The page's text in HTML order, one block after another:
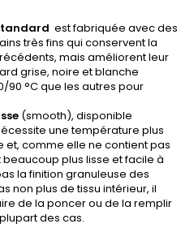
est fabriquée avec des
très fins qui conservent la
mais améliorent leur
grise, noire et blanche
90 °C que les autres pour
(smooth), disponible
une température plus
comme elle ne contient pas
plus lisse et facile à
la finition granuleuse des
non plus de tissu intérieur, il
de la poncer ou de la remplir
des cas.